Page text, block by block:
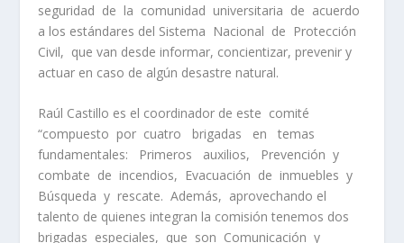
seguridad de la comunidad universitaria de acuerdo
a los estándares del Sistema Nacional de Protección
Civil, que van desde informar, concientizar, prevenir y
actuar en caso de algún desastre natural.
Raúl Castillo es el coordinador de este comité
“compuesto por cuatro brigadas en temas
fundamentales: Primeros auxilios, Prevención y
combate de incendios, Evacuación de inmuebles y
Búsqueda y rescate. Además, aprovechando el
talento de quienes integran la comisión tenemos dos
brigadas especiales, que son Comunicación y